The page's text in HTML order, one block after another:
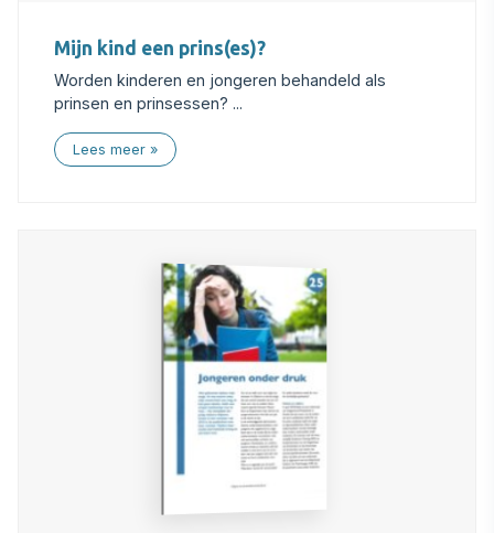
Mijn kind een prins(es)?
Worden kinderen en jongeren behandeld als
prinsen en prinsessen? ...
Lees meer